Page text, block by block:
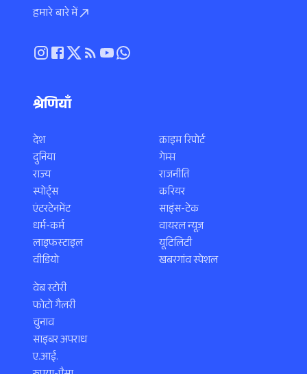
हमारे बारे में
श्रेणियाँ
देश
दुनिया
राज्य
स्पोर्ट्स
एंटरटेनमेंट
धर्म-कर्म
लाइफस्टाइल
वीडियो
क्राइम रिपोर्ट
गेम्स
राजनीति
करियर
साइंस-टेक
वायरल न्यूज़
यूटिलिटी
खबरगांव स्पेशल
वेब स्टोरी
फोटो गैलरी
चुनाव
साइबर अपराध
ए.आई.